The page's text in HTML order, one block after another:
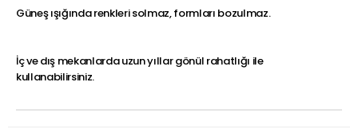
Güneş ışığında renkleri solmaz, formları bozulmaz.
İç ve dış mekanlarda uzun yıllar gönül rahatlığı ile
kullanabilirsiniz.